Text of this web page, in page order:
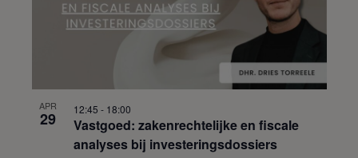
APR
29
Vastgoed: zakenrechtelijke en fiscale
analyses bij investeringsdossiers
12:45 - 18:00